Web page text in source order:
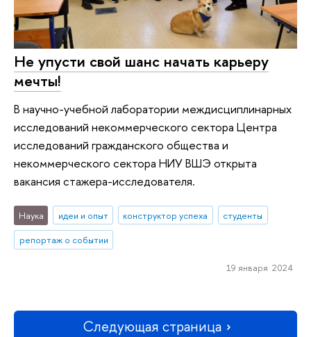
Не упусти свой шанс начать карьеру
мечты!
В научно-учебной лаборатории междисциплинарных
исследований некоммерческого сектора Центра
исследований гражданского общества и
некоммерческого сектора НИУ ВШЭ открыта
вакансия стажера-исследователя.
Наука идеи и опыт конструктор успеха
студенты
репортаж о событии
19 января 2024
Следующая страница